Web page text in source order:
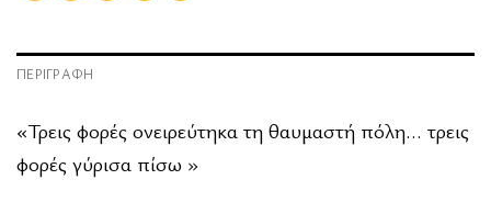
ΠΕΡΙΓΡΑΦΉ
«Τρεις φορές ονειρεύτηκα τη θαυµαστή πόλη… τρεις
φορές γύρισα πίσω »